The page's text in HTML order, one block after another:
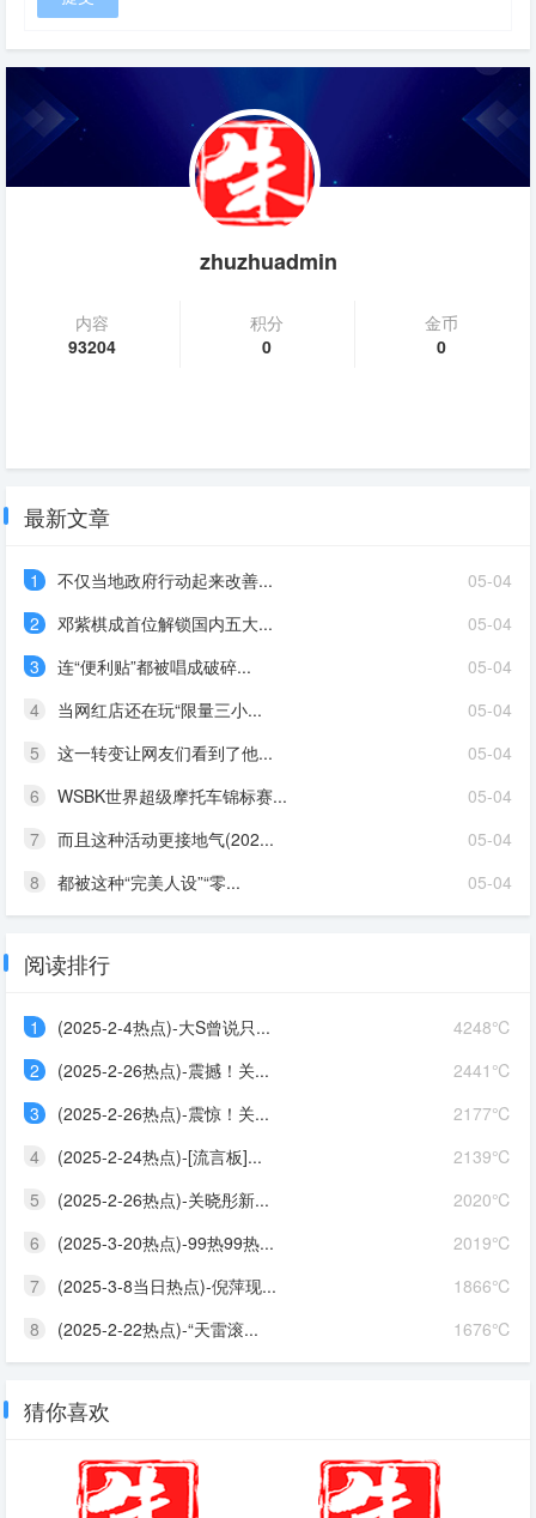
zhuzhuadmin
内容
93204
积分
0
金币
0
最新文章
05-04
1
不仅当地政府行动起来改善...
05-04
2
邓紫棋成首位解锁国内五大...
05-04
3
连“便利贴”都被唱成破碎...
05-04
4
当网红店还在玩“限量三小...
05-04
5
这一转变让网友们看到了他...
05-04
6
WSBK世界超级摩托车锦标赛...
05-04
7
而且这种活动更接地气(202...
05-04
8 都被这种“完美人设”“零...
阅读排行
4248℃
1
(2025-2-4热点)-大S曾说只...
2441℃
2
(2025-2-26热点)-震撼！关...
2177℃
3
(2025-2-26热点)-震惊！关...
2139℃
4
(2025-2-24热点)-[流言板]...
2020℃
5
(2025-2-26热点)-关晓彤新...
2019℃
6
(2025-3-20热点)-99热99热...
1866℃
7
(2025-3-8当日热点)-倪萍现...
1676℃
8 (2025-2-22热点)-“天雷滚...
猜你喜欢